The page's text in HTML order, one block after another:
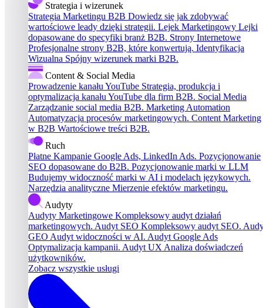
Strategia i wizerunek
Strategia Marketingu B2B Dowiedz się jak zdobywać
wartościowe leady dzięki strategii. Lejek Marketingowy Lejki
dopasowane do specyfiki branż B2B. Strony Internetowe
Profesjonalne strony B2B, które konwertują. Identyfikacja
Wizualna Spójny wizerunek marki B2B.
Content & Social Media
Prowadzenie kanału YouTube Strategia, produkcja i
optymalizacja kanału YouTube dla firm B2B. Social Media
Zarządzanie social media B2B. Marketing Automation
Automatyzacja procesów marketingowych. Content Marketing
w B2B Wartościowe treści B2B.
Ruch
Płatne Kampanie Google Ads, LinkedIn Ads. Pozycjonowanie
SEO dopasowane do B2B. Pozycjonowanie marki w LLM
Budujemy widoczność marki w AI i modelach językowych.
Narzędzia analityczne Mierzenie efektów marketingu.
Audyty
Audyty Marketingowe Kompleksowy audyt działań
marketingowych. Audyt SEO Kompleksowy audyt SEO.
GEO Audyt widoczności w AI. Audyt Google Ads
Optymalizacja kampanii. Audyt UX Analiza doświadczeń
użytkowników.
Zobacz wszystkie usługi